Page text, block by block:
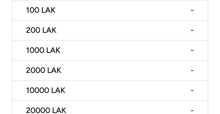
100 LAK -
200 LAK -
1000 LAK -
2000 LAK -
10000 LAK -
20000 LAK -